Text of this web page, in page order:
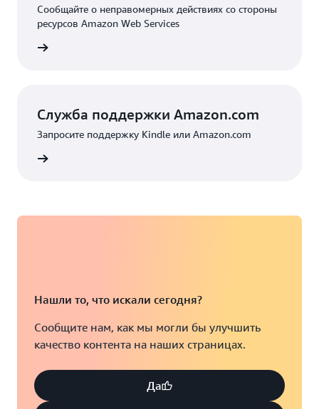
Сообщайте о неправомерных действиях со стороны
ресурсов Amazon Web Services
Служба поддержки Amazon.com
Запросите поддержку Kindle или Amazon.com
Нашли то, что искали сегодня?
Сообщите нам, как мы могли бы улучшить
качество контента на наших страницах.
Да